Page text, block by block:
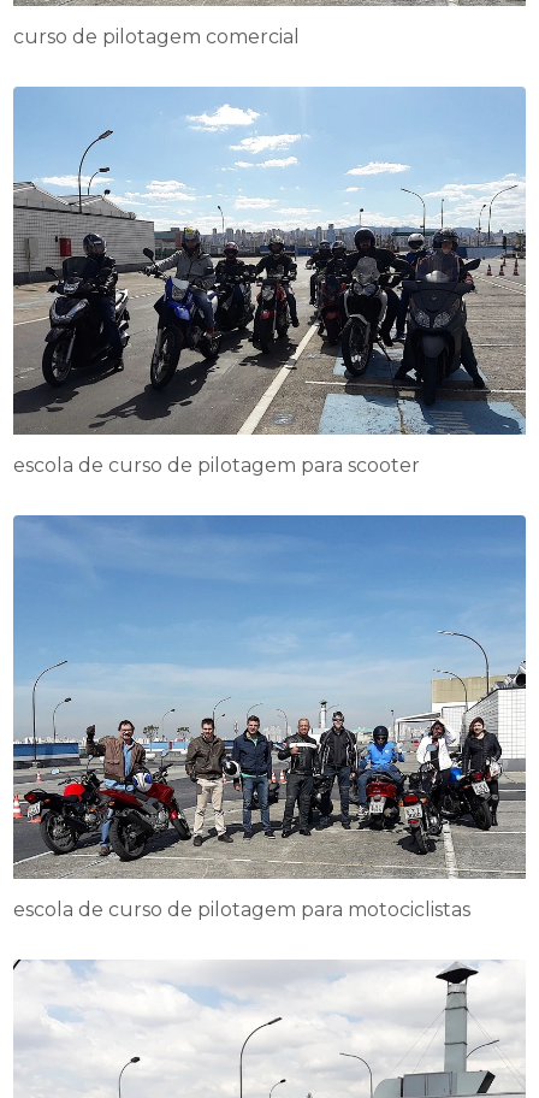
curso de pilotagem comercial
escola de curso de pilotagem para scooter
escola de curso de pilotagem para motociclistas